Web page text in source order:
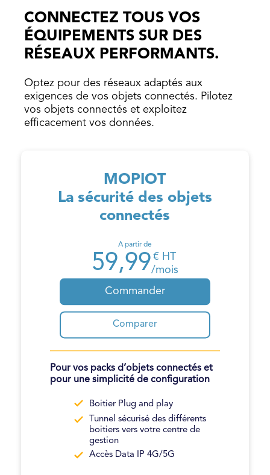
CONNECTEZ TOUS VOS
ÉQUIPEMENTS SUR DES
RÉSEAUX PERFORMANTS.
Optez pour des réseaux adaptés aux
exigences de vos objets connectés. Pilotez
vos objets connectés et exploitez
efficacement vos données.
MOPIOT
La sécurité des objets
connectés
A partir de
59,99 € HT
/mois
Commander
Comparer
Pour vos packs d’objets connectés et
pour une simplicité de configuration
Boitier Plug and play
Tunnel sécurisé des différents
boitiers vers votre centre de
gestion
Accès Data IP 4G/5G